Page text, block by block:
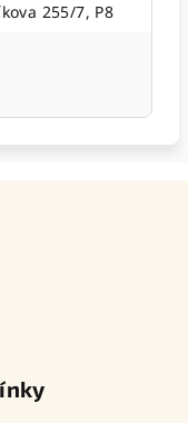
255/7, P8